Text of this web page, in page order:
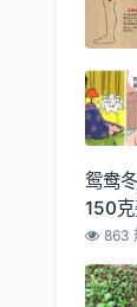
鸳鸯
150
863